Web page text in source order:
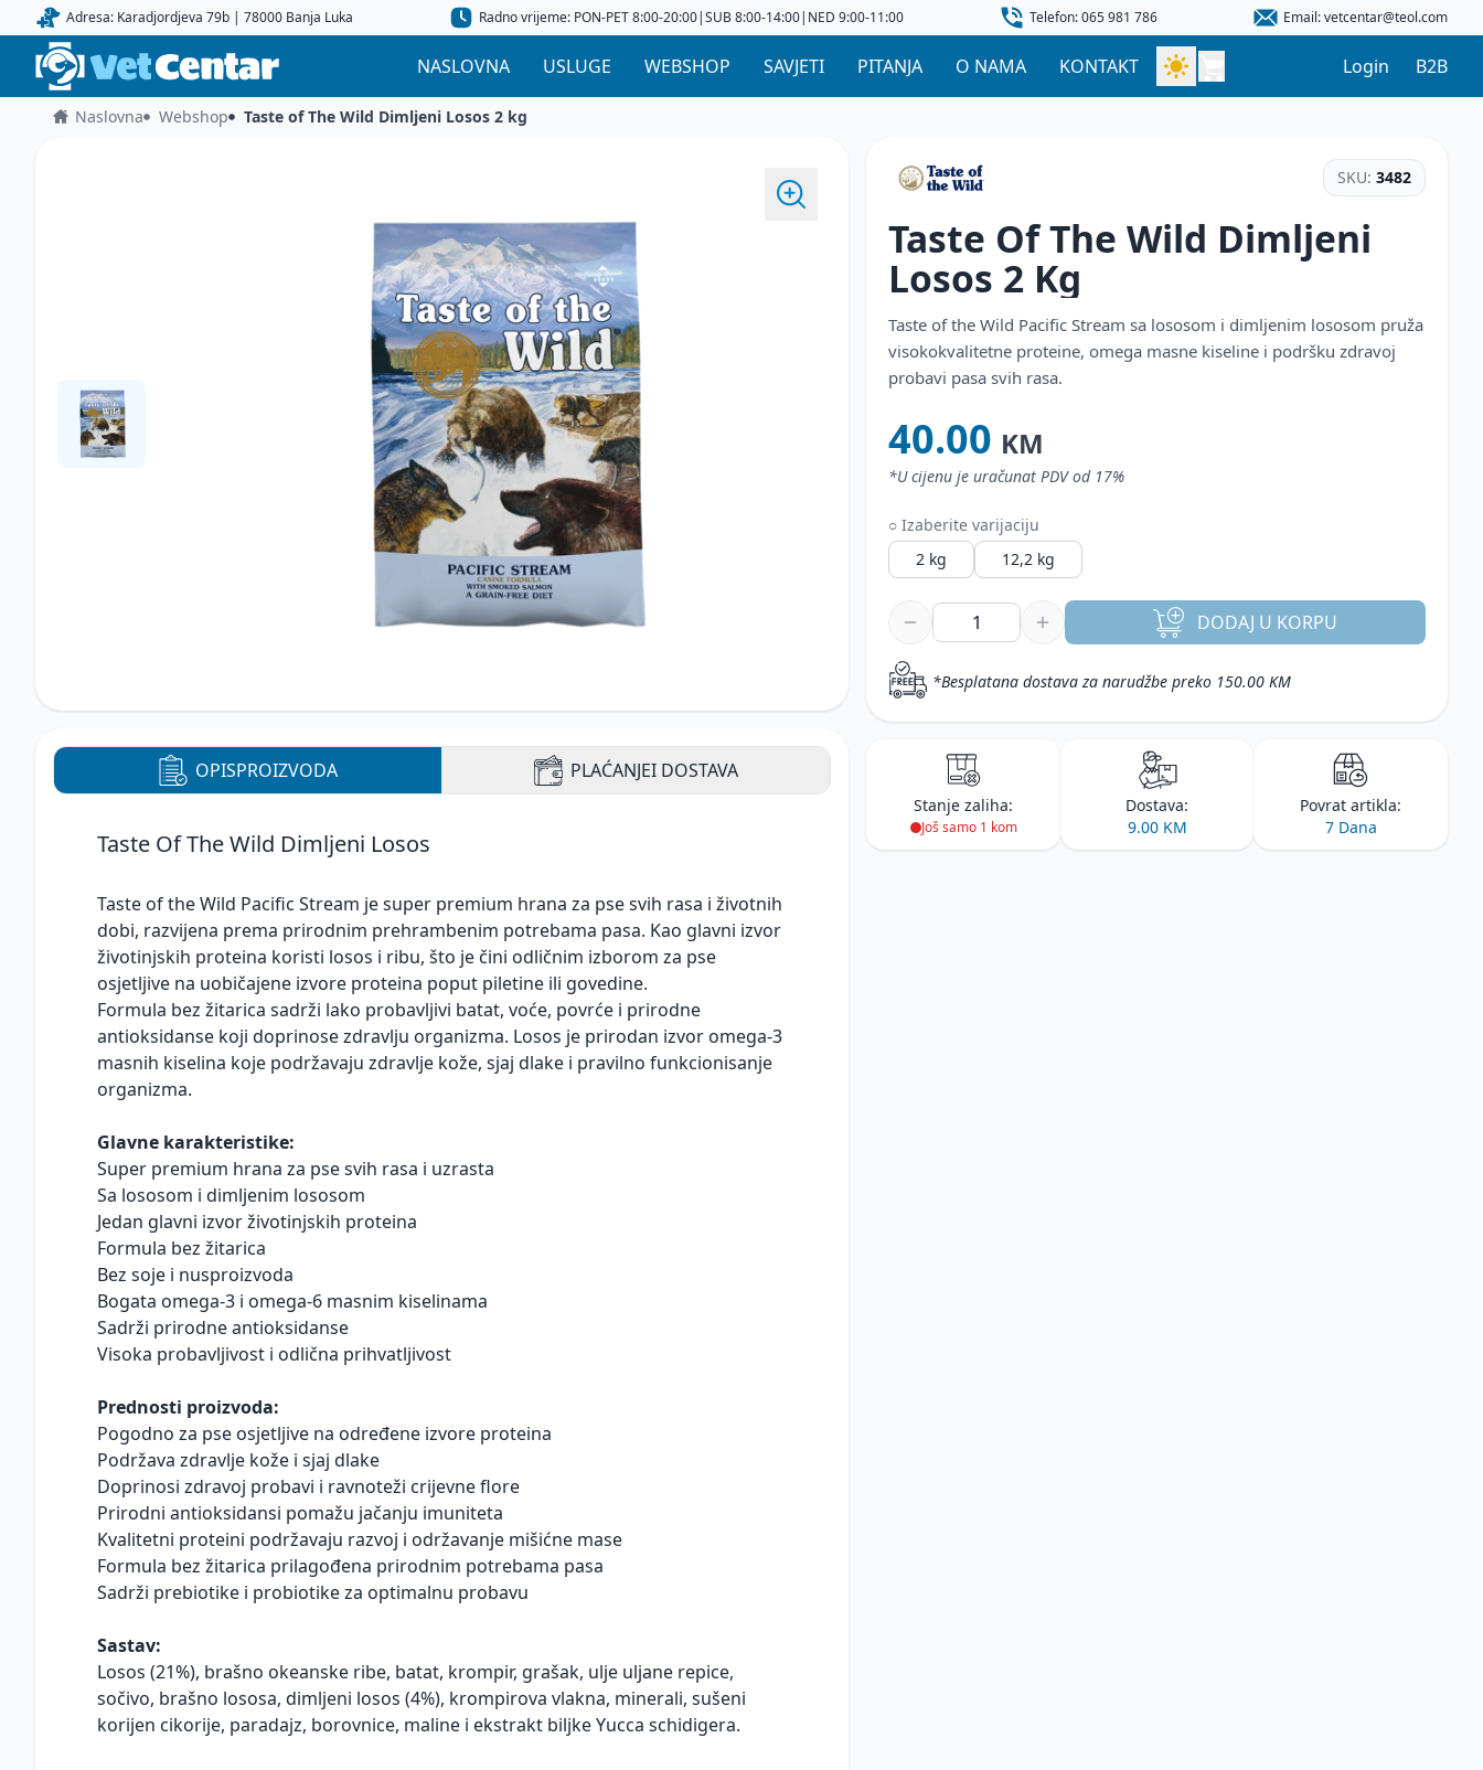
Adresa: Karadjordjeva 79b | 78000 Banja Luka Radno vrijeme: PON-PET 8:00-20:00|SUB 8:00-14:00|NED 9:00-11:00 Telefon: 065 981 786 Email: vetcentar@teol.com
NASLOVNA USLUGE WEBSHOP SAVJETI PITANJA O NAMA KONTAKT Login B2B
Naslovna Webshop Taste of The Wild Dimljeni Losos 2 kg
OPISPROIZVODA PLAĆANJEI DOSTAVA
Taste Of The Wild Dimljeni Losos
Taste of the Wild Pacific Stream je super premium hrana za pse svih rasa i životnih
dobi, razvijena prema prirodnim prehrambenim potrebama pasa. Kao glavni izvor
životinjskih proteina koristi losos i ribu, što je čini odličnim izborom za pse
osjetljive na uobičajene izvore proteina poput piletine ili govedine.
Formula bez žitarica sadrži lako probavljivi batat, voće, povrće i prirodne
antioksidanse koji doprinose zdravlju organizma. Losos je prirodan izvor omega-3
masnih kiselina koje podržavaju zdravlje kože, sjaj dlake i pravilno funkcionisanje
organizma.
Glavne karakteristike:
Super premium hrana za pse svih rasa i uzrasta
Sa lososom i dimljenim lososom
Jedan glavni izvor životinjskih proteina
Formula bez žitarica
Bez soje i nusproizvoda
Bogata omega-3 i omega-6 masnim kiselinama
Sadrži prirodne antioksidanse
Visoka probavljivost i odlična prihvatljivost
Prednosti proizvoda:
Pogodno za pse osjetljive na određene izvore proteina
Podržava zdravlje kože i sjaj dlake
Doprinosi zdravoj probavi i ravnoteži crijevne flore
Prirodni antioksidansi pomažu jačanju imuniteta
Kvalitetni proteini podržavaju razvoj i održavanje mišićne mase
Formula bez žitarica prilagođena prirodnim potrebama pasa
Sadrži prebiotike i probiotike za optimalnu probavu
Sastav:
Losos (21%), brašno okeanske ribe, batat, krompir, grašak, ulje uljane repice,
sočivo, brašno lososa, dimljeni losos (4%), krompirova vlakna, minerali, sušeni
korijen cikorije, paradajz, borovnice, maline i ekstrakt biljke Yucca schidigera.
SKU: 3482
Taste Of The Wild Dimljeni
Losos 2 Kg
Taste of the Wild Pacific Stream sa lososom i dimljenim lososom pruža
visokokvalitetne proteine, omega masne kiseline i podršku zdravoj
probavi pasa svih rasa.
40.00 KM
*U cijenu je uračunat PDV od 17%
○ Izaberite varijaciju
2 kg
12,2 kg
DODAJ U KORPU
*Besplatana dostava za narudžbe preko 150.00 KM
Stanje zaliha:
Još samo 1 kom
Dostava:
9.00 KM
Povrat artikla:
7 Dana